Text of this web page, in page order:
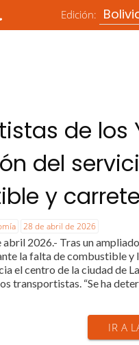
Edición:
de
del
y
28 de abril de 2026
2026.- Tras un
la falta de combustible y
el centro de la ciudad de
transportistas. “Se ha
IR A